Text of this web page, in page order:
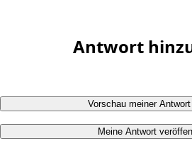
Antwort
Vorschau meiner
Meine Antwort